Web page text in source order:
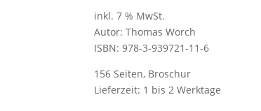
inkl. 7 % MwSt.
Autor: Thomas Worch
ISBN: 978-3-939721-11-6
156 Seiten, Broschur
Lieferzeit: 1 bis 2 Werktage